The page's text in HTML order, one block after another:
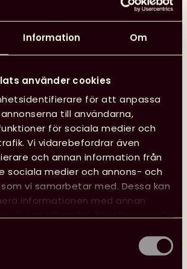
Information Om
använder cookies
för att anpassa
till användarna,
för sociala medier och
Vi vidarebefordrar även
och annan information från
sociala medier och annons- och
vi samarbetar med. Dessa kan
informationen med annan
du har tillhandahållit eller som de
önskar kansliet
29 juni–10 augusti, vilket
på e-post eller i telefon.